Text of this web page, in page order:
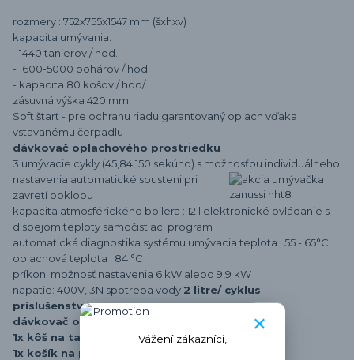
rozmery : 752x755x1547 mm (šxhxv)
kapacita umývania:
- 1440 tanierov / hod.
- 1600-5000 pohárov / hod.
- kapacita 80 košov / hod/
zásuvná výška 420 mm
Soft štart - pre ochranu riadu garantovaný oplach vďaka
vstavanému čerpadlu
dávkovač oplachového prostriedku
3 umývacie cykly (45,84,150 sekúnd) s možnosťou individuálneho
nastavenia automatické spusteni pri
zavretí poklopu
kapacita atmosférického boilera : 12 l elektronické ovládanie s
dispejom teploty samočistiaci program
automatická diagnostika systému umývacia teplota : 55 - 65°C
oplachová teplota : 84 °C
príkon: možnosť nastavenia 6 kW alebo 9,9 kW
napätie: 400V, 3N spotreba vody 2 litre/ cyklus
príslušenstvo v cene :
dávkovač oplachového prostriedku
1x kôš na taniere
1x košík na príbory
Vážení zákazníci,